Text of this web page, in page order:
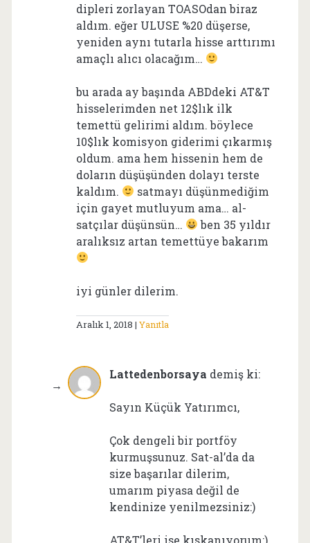
dipleri zorlayan TOASOdan biraz
aldım. eğer ULUSE %20 düşerse,
yeniden aynı tutarla hisse arttırımı
amaçlı alıcı olacağım…
bu arada ay başında ABDdeki AT&T
hisselerimden net 12$lık ilk
temettü gelirimi aldım. böylece
10$lık komisyon giderimi çıkarmış
oldum. ama hem hissenin hem de
doların düşüşünden dolayı terste
kaldım.
satmayı düşünmediğim
için gayet mutluyum ama… al-
satçılar düşünsün…
ben 35 yıldır
aralıksız artan temettüye bakarım
iyi günler dilerim.
Aralık 1, 2018 Yanıtla
Lattedenborsaya demiş ki:
Sayın Küçük Yatırımcı,
Çok dengeli bir portföy
kurmuşsunuz. Sat-al’da da
size başarılar dilerim,
umarım piyasa değil de
kendinize yenilmezsiniz:)
AT&T’leri ise kıskanıyorum:)